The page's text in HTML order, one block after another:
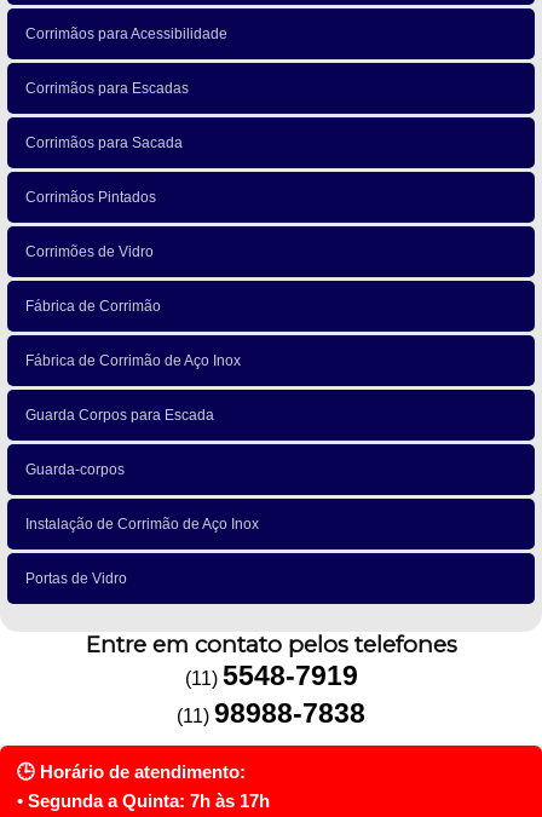
Corrimãos para Acessibilidade
Corrimãos para Escadas
Corrimãos para Sacada
Corrimãos Pintados
Corrimões de Vidro
Fábrica de Corrimão
Fábrica de Corrimão de Aço Inox
Guarda Corpos para Escada
Guarda-corpos
Instalação de Corrimão de Aço Inox
Portas de Vidro
Entre em contato pelos telefones
(11) 5548-7919
(11) 98988-7838